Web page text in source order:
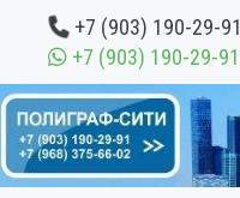
Перейти
содержимому
+7 (903) 190-29-91
+7 (903) 190-29-91